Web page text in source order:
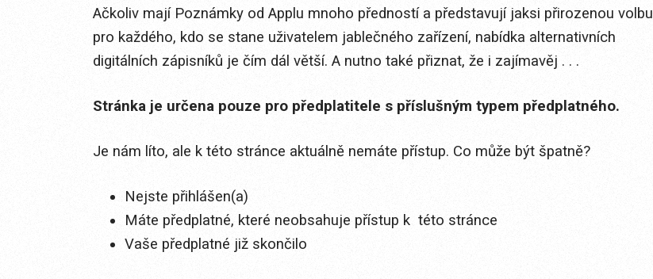
Ačkoliv mají Poznámky od Applu mnoho předností a představují jaksi přirozenou volbu
pro každého, kdo se stane uživatelem jablečného zařízení, nabídka alternativních
digitálních zápisníků je čím dál větší. A nutno také přiznat, že i zajímavěj . . .
Stránka je určena pouze pro předplatitele s příslušným typem předplatného.
Je nám líto, ale k této stránce aktuálně nemáte přístup. Co může být špatně?
Nejste přihlášen(a)
Máte předplatné, které neobsahuje přístup k této stránce
Vaše předplatné již skončilo